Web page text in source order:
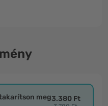
meg3.380 Ft